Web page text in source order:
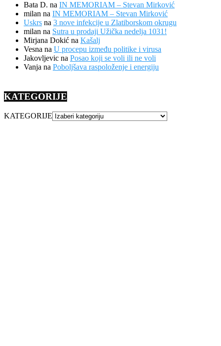
Bata D. na IN MEMORIAM – Stevan Mirković
milan na IN MEMORIAM – Stevan Mirković
Uskrs na 3 nove infekcije u Zlatiborskom okrugu
milan na Sutra u prodaji Užička nedelja 1031!
Mirjana Dokić na Kašalj
Vesna na U procepu između politike i virusa
Jakovljevic na Posao koji se voli ili ne voli
Vanja na Poboljšava raspoloženje i energiju
KATEGORIJE
KATEGORIJE